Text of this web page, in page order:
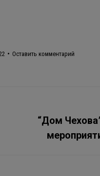
Оставить комментарий
Следующая
“Дом